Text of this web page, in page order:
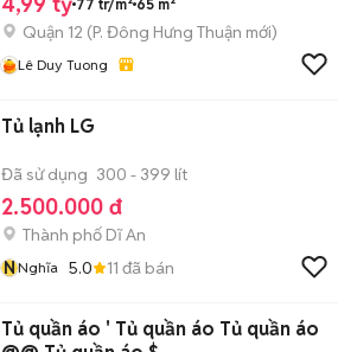
77 tr/m² 65 m²
Quận 12 (P. Đông Hưng Thuận mới)
Lê Duy Tuong
Tủ lạnh LG
Đã sử dụng 300 - 399 lít
2.500.000 đ
Thành phố Dĩ An
NNghĩa 5.0 11 đã bán
Tủ quần áo ' Tủ quần áo Tủ quần áo